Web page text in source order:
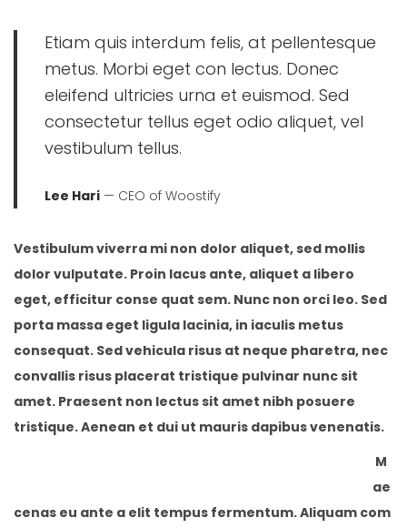
Etiam quis interdum felis, at pellentesque
metus. Morbi eget con lectus. Donec
eleifend ultricies urna et euismod. Sed
consectetur tellus eget odio aliquet, vel
vestibulum tellus.
Lee Hari — CEO of Woostify
Vestibulum viverra mi non dolor aliquet, sed mollis
dolor vulputate. Proin lacus ante, aliquet a libero
eget, efficitur conse quat sem. Nunc non orci leo. Sed
porta massa eget ligula lacinia, in iaculis metus
consequat. Sed vehicula risus at neque pharetra, nec
convallis risus placerat tristique pulvinar nunc sit
amet. Praesent non lectus sit amet nibh posuere
tristique. Aenean et dui ut mauris dapibus venenatis.
M
ae
cenas eu ante a elit tempus fermentum. Aliquam com